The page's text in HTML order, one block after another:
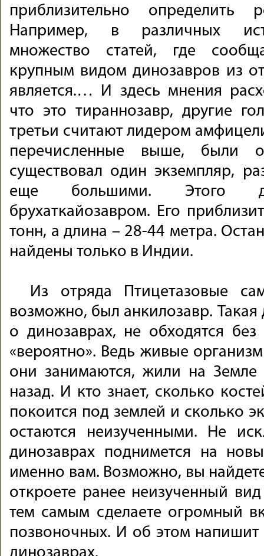
приблизительно
Например, в различных
множество статей, где
крупным видом динозавров из
является.… И здесь мнения
что это тираннозавр, другие
третьи считают лидером
перечисленные выше, были
существовал один экземпляр,
еще большими. Этого
брухаткайозавром. Его
тонн, а длина – 28-44 метра.
найдены только в Индии.
Из отряда Птицетазовые
возможно, был анкилозавр. Такая
о динозаврах, не обходятся
«вероятно». Ведь живые
они занимаются, жили на Земле
назад. И кто знает, сколько
покоится под землей и сколько
остаются неизученными. Не
динозаврах поднимется на
именно вам. Возможно, вы
откроете ранее неизученный
тем самым сделаете огромный
позвоночных. И об этом